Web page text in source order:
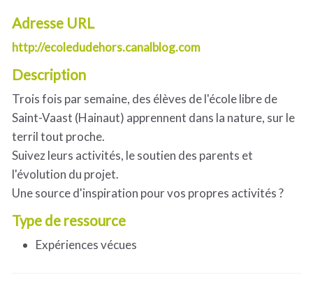
Adresse URL
http://ecoledudehors.canalblog.com
Description
Trois fois par semaine, des élèves de l'école libre de
Saint-Vaast (Hainaut) apprennent dans la nature, sur le
terril tout proche.
Suivez leurs activités, le soutien des parents et
l'évolution du projet.
Une source d'inspiration pour vos propres activités ?
Type de ressource
Expériences vécues